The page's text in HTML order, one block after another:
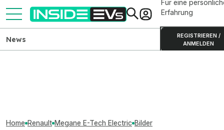
Für eine
Erfahrung
REGISTRIEREN /
ANMELDEN
News
Home Renault Megane E-Tech Electric Bilder